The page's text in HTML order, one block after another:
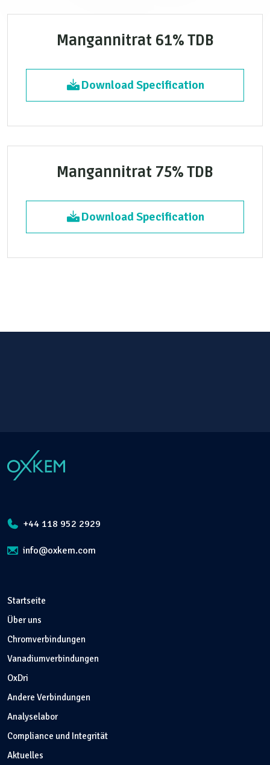
Mangannitrat 61% TDB
Download Specification
Mangannitrat 75% TDB
Download Specification
+44 118 952 2929
info@oxkem.com
Startseite
Über uns
Chromverbindungen
Vanadiumverbindungen
OxDri
Andere Verbindungen
Analyselabor
Compliance und Integrität
Aktuelles